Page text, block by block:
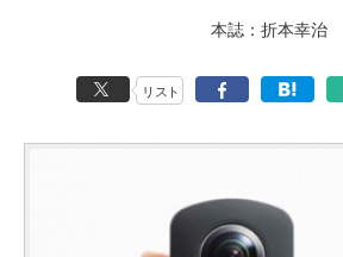
本誌：折本幸治
リスト